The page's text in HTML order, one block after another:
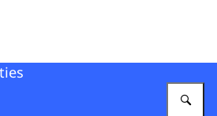
Algemene Rekenkamer